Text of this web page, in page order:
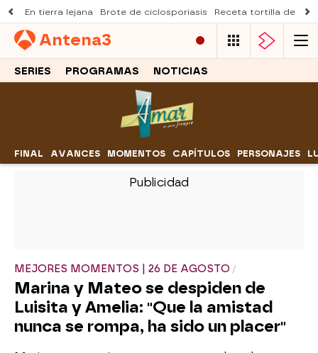
En tierra lejana Brote de ciclosporiasis Receta tortilla de
Antena3
SERIES PROGRAMAS NOTICIAS
FINAL AVANCES MOMENTOS CAPÍTULOS PERSONAJES
-
MEJORES MOMENTOS | 26 DE AGOSTO
Marina y Mateo se despiden de
Luisita y Amelia: "Que la amistad
nunca se rompa, ha sido un placer"